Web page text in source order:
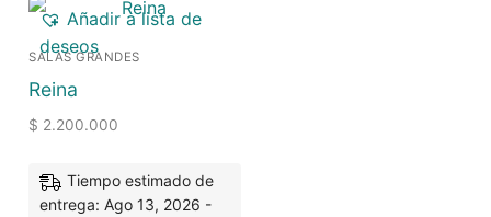
Añadir a lista de
deseos
SALAS GRANDES
Reina
$ 2.200.000
Tiempo estimado de
entrega: Ago 13, 2026 -